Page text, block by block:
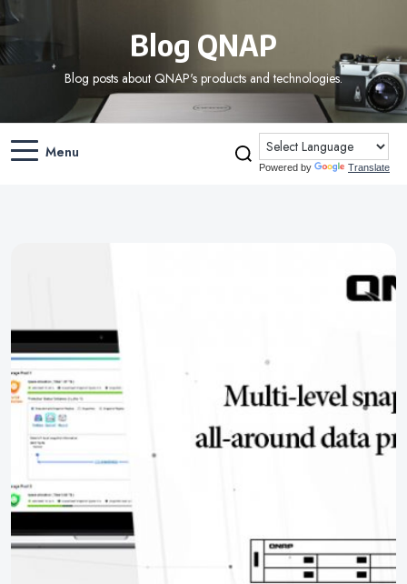
Blog QNAP
Blog posts about QNAP's products and technologies.
Menu
Powered by Translate